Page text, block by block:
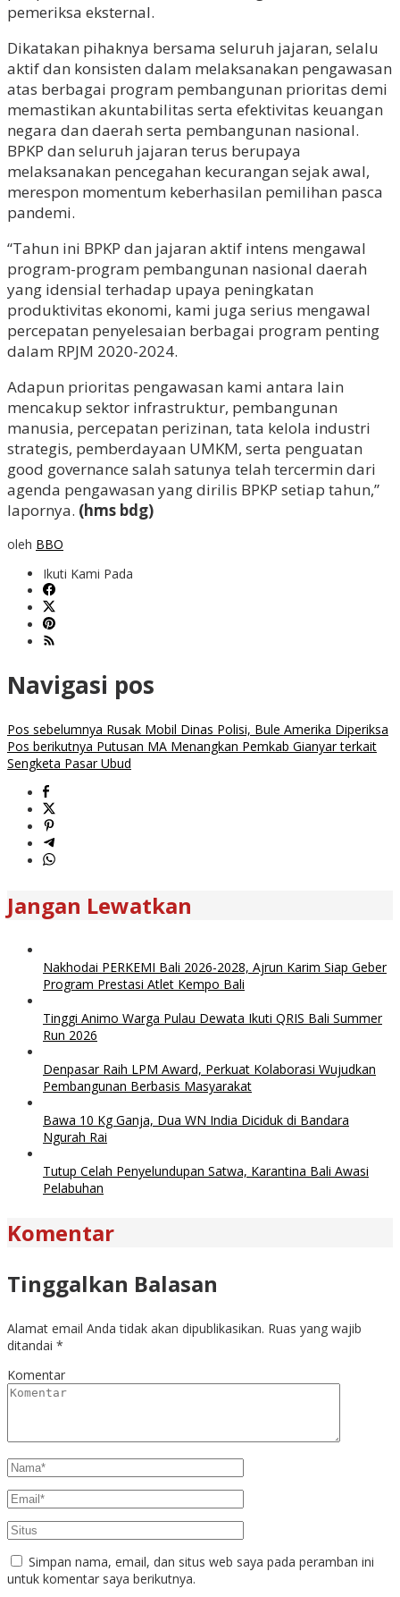
pemeriksa eksternal.
Dikatakan pihaknya bersama seluruh jajaran, selalu
aktif dan konsisten dalam melaksanakan pengawasan
atas berbagai program pembangunan prioritas demi
memastikan akuntabilitas serta efektivitas keuangan
negara dan daerah serta pembangunan nasional.
BPKP dan seluruh jajaran terus berupaya
melaksanakan pencegahan kecurangan sejak awal,
merespon momentum keberhasilan pemilihan pasca
pandemi.
“Tahun ini BPKP dan jajaran aktif intens mengawal
program-program pembangunan nasional daerah
yang idensial terhadap upaya peningkatan
produktivitas ekonomi, kami juga serius mengawal
percepatan penyelesaian berbagai program penting
dalam RPJM 2020-2024.
Adapun prioritas pengawasan kami antara lain
mencakup sektor infrastruktur, pembangunan
manusia, percepatan perizinan, tata kelola industri
strategis, pemberdayaan UMKM, serta penguatan
good governance salah satunya telah tercermin dari
agenda pengawasan yang dirilis BPKP setiap tahun,”
lapornya. (hms bdg)
oleh BBO
Ikuti Kami Pada
Navigasi pos
Pos sebelumnya Rusak Mobil Dinas Polisi, Bule Amerika Diperiksa
Pos berikutnya Putusan MA Menangkan Pemkab Gianyar terkait
Sengketa Pasar Ubud
Jangan Lewatkan
Nakhodai PERKEMI Bali 2026-2028, Ajrun Karim Siap Geber
Program Prestasi Atlet Kempo Bali
Tinggi Animo Warga Pulau Dewata Ikuti QRIS Bali Summer
Run 2026
Denpasar Raih LPM Award, Perkuat Kolaborasi Wujudkan
Pembangunan Berbasis Masyarakat
Bawa 10 Kg Ganja, Dua WN India Diciduk di Bandara
Ngurah Rai
Tutup Celah Penyelundupan Satwa, Karantina Bali Awasi
Pelabuhan
Komentar
Tinggalkan Balasan
Alamat email Anda tidak akan dipublikasikan. Ruas yang wajib
ditandai *
Komentar
Simpan nama, email, dan situs web saya pada peramban ini
untuk komentar saya berikutnya.